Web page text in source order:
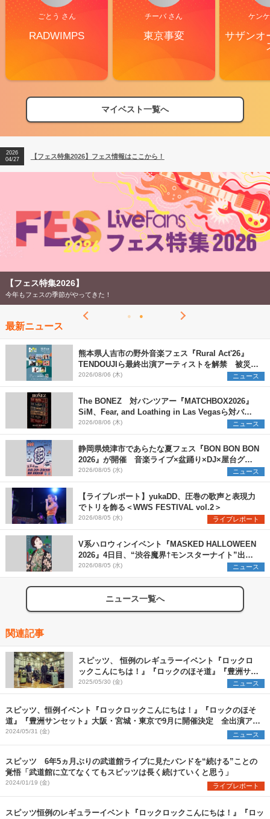
ごとう さん
RADWIMPS
チーバ さん
東京事変
ケン
サザンオ
マイベスト一覧へ
【フェス特集2026】フェス情報はここから！
【ライブ動員ランキング】2026年上半期編発表！
2026
04/27
【フェス特集2026】フェス情報はここから！
2026
【ライブ動員ランキング】2026年上半期編発表！
【フェス特集2026】
今年もフェスの季節がやってきた！
最新ニュース
熊本県人吉市の野外音楽フェス『Rural Act'26』
TENDOUJIら最終出演アーティストを解禁 被災地
支援プロジェクトの始動も発表
2026/08/06 (木) ニュース
The BONEZ 対バンツアー『MATCHBOX2026』
SiM、Fear, and Loathing in Las Vegasら対バン
アーティストを一斉解禁
2026/08/06 (木) ニュース
静岡県焼津市であらたな夏フェス『BON BON BON
2026』が開催 音楽ライブ×盆踊り×DJ×屋台グル
メ×ランタンナイトで彩る2日間
2026/08/05 (水) ニュース
【ライブレポート】yukaDD、圧巻の歌声と表現力
でトリを飾る＜WWS FESTIVAL vol.2＞
2026/08/05 (水) ライブレポート
V系ハロウィンイベント『MASKED HALLOWEEN
2026』4日目、“渋谷魔界†モンスターナイト”出演6
組を発表
2026/08/05 (水) ニュース
ニュース一覧へ
関連記事
スピッツ、 恒例のレギュラーイベント『ロックロ
ックこんにちは！』『ロックのほそ道』『豊洲サン
セット』9月に開催決定
2025/05/30 (金) ニュース
スピッツ、恒例イベント『ロックロックこんにちは！』『ロックのほそ
道』『豊洲サンセット』大阪・宮城・東京で9月に開催決定 全出演アー
ティストを発表
2024/05/31 (金) ニュース
スピッツ 6年5ヵ月ぶりの武道館ライブに見たバンドを“続ける”ことの
覚悟「武道館に立てなくてもスピッツは長く続けていくと思う」
2024/01/19 (金) ライブレポート
スピッツ恒例のレギュラーイベント『ロックロックこんにちは！』『ロッ